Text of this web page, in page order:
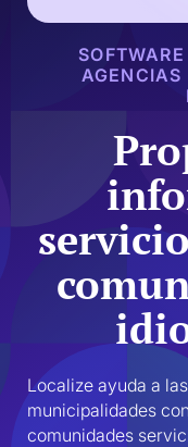
AGENCIAS
Localize ayuda a
municipalidades
comunidades